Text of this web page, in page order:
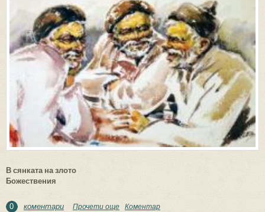
В сянката на злото
Божествения
0 коментари Прочети още about В сянката на злото
Коментар